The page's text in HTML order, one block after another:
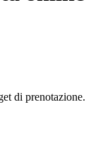
di prenotazione.